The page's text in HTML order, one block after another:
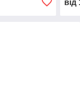
від